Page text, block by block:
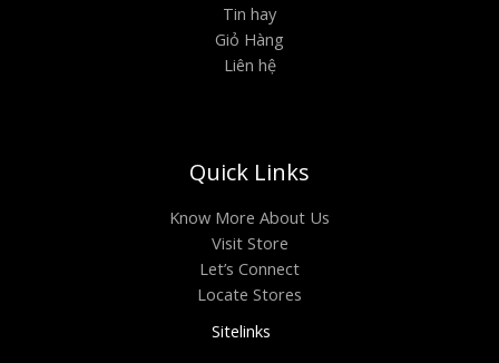
Tin hay
Giỏ Hàng
Liên hệ
Quick Links
Know More About Us
Visit Store
Let’s Connect
Locate Stores
Sitelinks